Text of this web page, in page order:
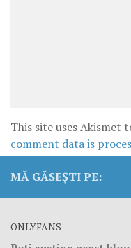
This site uses Akismet
comment data is
MĂ GĂSEȘTI PE:
ONLYFANS